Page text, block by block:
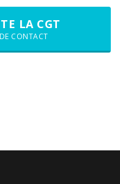
LA CGT
CONTACT